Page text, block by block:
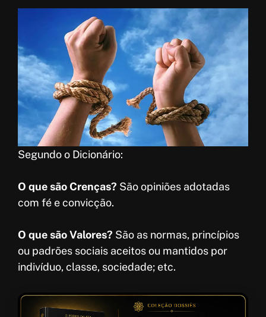
Segundo o Dicionário:
O que são Crenças? São opiniões adotadas
com fé e convicção.
O que são Valores? São as normas, princípios
ou padrões sociais aceitos ou mantidos por
indivíduo, classe, sociedade; etc.